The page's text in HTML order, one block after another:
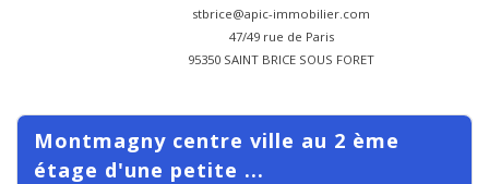
stbrice@apic-immobilier.com
47/49 rue de Paris
95350 SAINT BRICE SOUS FORET
montmagny centre ville au 2 ème
étage d'une petite ...